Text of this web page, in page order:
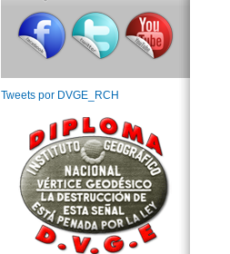
Tweets por DVGE_RCH